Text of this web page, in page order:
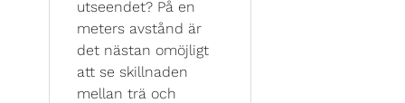
utseendet? På en
meters avstånd är
det nästan omöjligt
att se skillnaden
mellan trä och